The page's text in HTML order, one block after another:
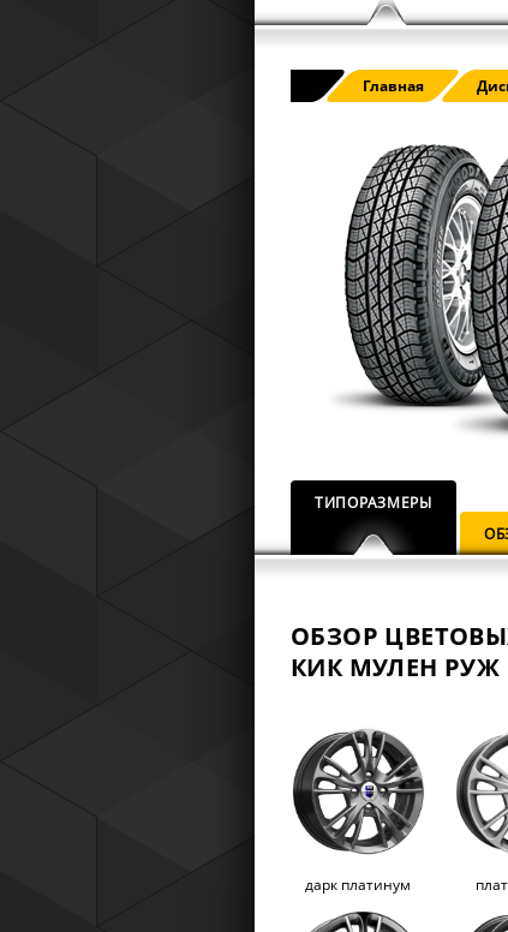
Главная
ТИПОРАЗМЕРЫ
ОБЗОР
КИК МУЛЕН РУЖ
дарк платинум